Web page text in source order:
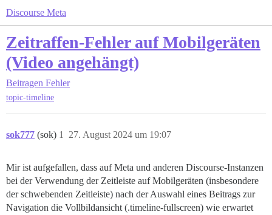
Discourse Meta
Zeitraffen-Fehler auf Mobilgeräten
(Video angehängt)
Beitragen Fehler
topic-timeline
sok777 (sok) 27. August 2024 um 19:07
1
Mir ist aufgefallen, dass auf Meta und anderen Discourse-Instanzen
bei der Verwendung der Zeitleiste auf Mobilgeräten (insbesondere
der schwebenden Zeitleiste) nach der Auswahl eines Beitrags zur
Navigation die Vollbildansicht (.timeline-fullscreen) wie erwartet